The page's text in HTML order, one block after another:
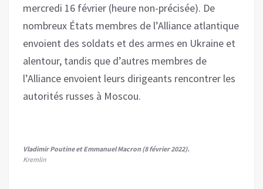
mercredi 16 février (heure non-précisée). De
nombreux États membres de l’Alliance atlantique
envoient des soldats et des armes en Ukraine et
alentour, tandis que d’autres membres de
l’Alliance envoient leurs dirigeants rencontrer les
autorités russes à Moscou.
Vladimir Poutine et Emmanuel Macron (8 février 2022).
Kremlin